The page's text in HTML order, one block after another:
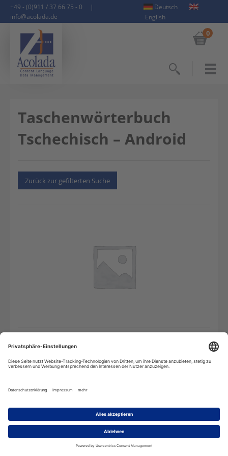
+49 - (0)911 / 37 66 75 - 0
|
info@acolada.de
Deutsch
English
0
Taschenwörterbuch
Tschechisch – Android
Zurück zur gefilterten Suche
Taschenwörterbuch
Tschechisch
-
Menge
Beschreibung